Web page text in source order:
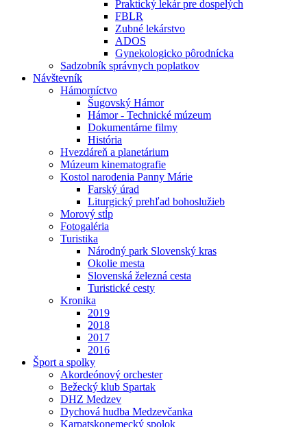
Praktický lekár pre dospelých
FBLR
Zubné lekárstvo
ADOS
Gynekologicko pôrodnícka
Sadzobník správnych poplatkov
Návštevník
Hámorníctvo
Šugovský Hámor
Hámor - Technické múzeum
Dokumentárne filmy
História
Hvezdáreň a planetárium
Múzeum kinematografie
Kostol narodenia Panny Márie
Farský úrad
Liturgický prehľad bohoslužieb
Morový stĺp
Fotogaléria
Turistika
Národný park Slovenský kras
Okolie mesta
Slovenská železná cesta
Turistické cesty
Kronika
2019
2018
2017
2016
Šport a spolky
Akordeónový orchester
Bežecký klub Spartak
DHZ Medzev
Dychová hudba Medzevčanka
Karpatskonemecký spolok